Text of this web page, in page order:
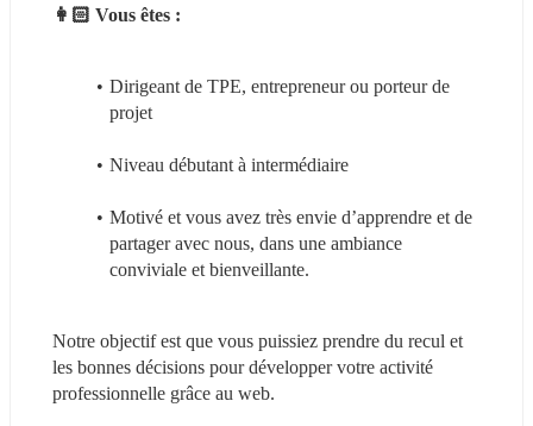
👩🏻 Vous êtes :
Dirigeant de TPE, entrepreneur ou porteur de
projet
Niveau débutant à intermédiaire
Motivé et vous avez très envie d’apprendre et de
partager avec nous, dans une ambiance
conviviale et bienveillante.
Notre objectif est que vous puissiez prendre du recul et
les bonnes décisions pour développer votre activité
professionnelle grâce au web.